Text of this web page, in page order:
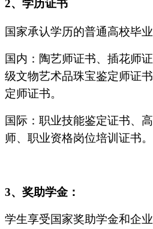
2、 学历证书
国家承认学历的普通高校毕
国内：陶艺师证书、插花师
级文物艺术品珠宝鉴定师证
定师证书。
国际：职业技能鉴定证书、
师、职业资格岗位培训证书。
3、奖助学金：
学生享受国家奖助学金和企业